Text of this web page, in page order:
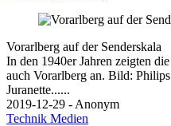
Vorarlberg auf der Senderskala
In den 1940er Jahren zeigten
auch Vorarlberg an. Bild:
Juranette......
2019-12-29 - Anonym
Technik Medien